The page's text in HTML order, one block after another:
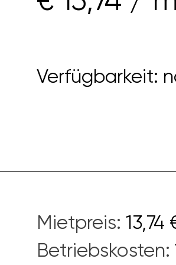
Verfügbarkeit:
Mietpreis: 13,74
Betriebskosten: